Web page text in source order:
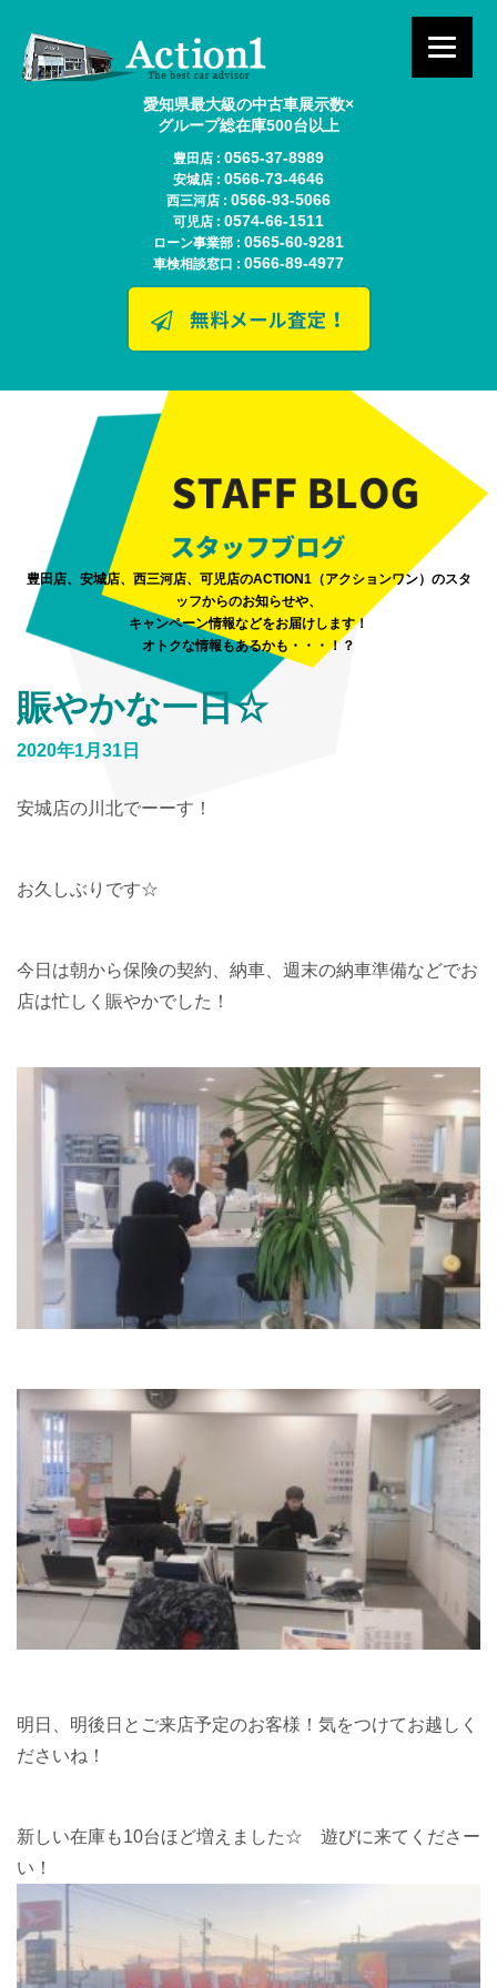
愛知県最大級の中古車展示数×
グループ総在庫500台以上
豊田店 : 0565-37-8989
安城店 : 0566-73-4646
西三河店 : 0566-93-5066
可児店 : 0574-66-1511
ローン事業部 : 0565-60-9281
車検相談窓口 : 0566-89-4977
豊田店、安城店、西三河店、可児店のACTION1（アクションワン）のスタ
ッフからのお知らせや、
キャンペーン情報などをお届けします！
オトクな情報もあるかも・・・！？
賑やかな一日☆
2020年1月31日
安城店の川北でーーす！
お久しぶりです☆
今日は朝から保険の契約、納車、週末の納車準備などでお
店は忙しく賑やかでした！
明日、明後日とご来店予定のお客様！気をつけてお越しく
ださいね！
新しい在庫も10台ほど増えました☆ 遊びに来てくださー
い！